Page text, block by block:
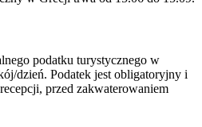
podatku turystycznego w
dzień. Podatek jest obligatoryjny i
przed zakwaterowaniem